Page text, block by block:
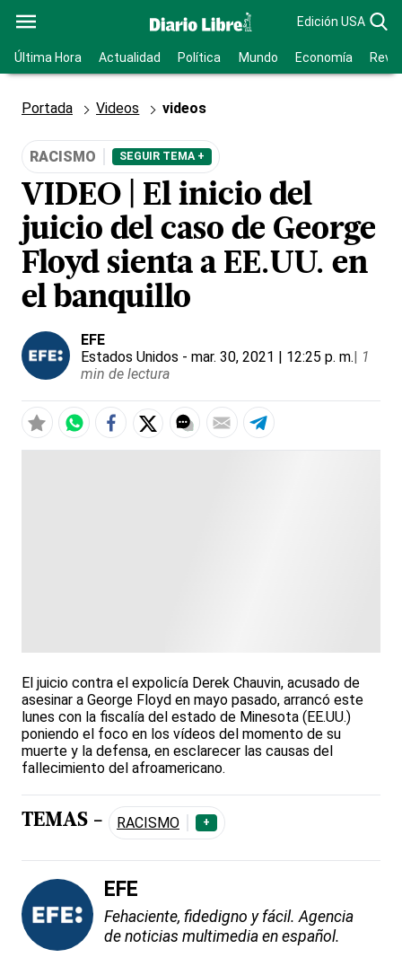
Edición USA
Última Hora Actualidad Política Mundo Economía
Portada Videos videos
RACISMO SEGUIR TEMA +
VIDEO | El inicio del
juicio del caso de George
Floyd sienta a EE.UU. en
el banquillo
EFE
Estados Unidos - mar. 30, 2021 | 12:25 p. m.| 1
min de lectura
El juicio contra el expolicía Derek Chauvin, acusado de
asesinar a George Floyd en mayo pasado, arrancó este
lunes con la fiscalía del estado de Minesota (EE.UU.)
poniendo el foco en los vídeos del momento de su
muerte y la defensa, en esclarecer las causas del
fallecimiento del afroamericano.
TEMAS - RACISMO +
EFE
Fehaciente, fidedigno y fácil. Agencia
de noticias multimedia en español.